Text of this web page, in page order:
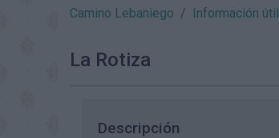
Camino Lebaniego Información útil
La Rotiza
Descripción